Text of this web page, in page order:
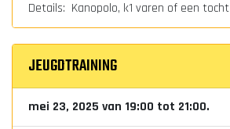
Details: Kanopolo, k1 varen of een tocht
JEUGDTRAINING
mei 23, 2025 van 19:00 tot 21:00.